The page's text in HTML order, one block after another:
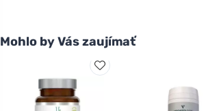
Mohlo by Vás zaujímať